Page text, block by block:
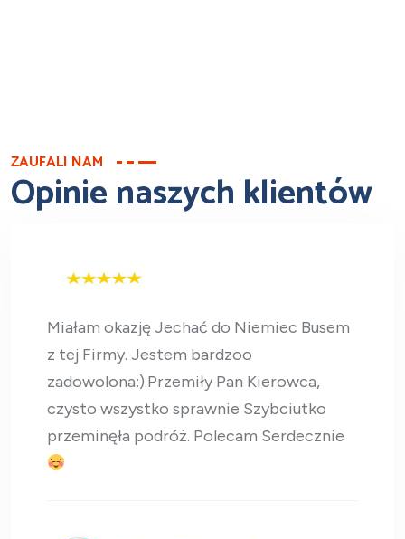
ZAUFALI NAM
Opinie naszych klientów
Miałam okazję Jechać do Niemiec Busem
z tej Firmy. Jestem bardzoo
zadowolona:).Przemiły Pan Kierowca,
czysto wszystko sprawnie Szybciutko
przeminęła podróż. Polecam Serdecznie